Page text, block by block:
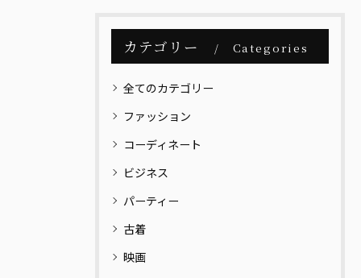
カテゴリー Categories
全てのカテゴリー
ファッション
コーディネート
ビジネス
パーティー
古着
映画